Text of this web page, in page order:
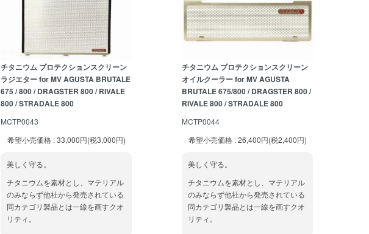
チタニウム プロテクションスクリーン
ラジエター for MV AGUSTA BRUTALE
675 / 800 / DRAGSTER 800 / RIVALE
800 / STRADALE 800
MCTP0043
希望小売価格 : 33,000円(税3,000円)
美しく守る。
チタニウムを素材とし、マテリアル
のみならず他社から発売されている
同カテゴリ製品とは一線を画すクオ
リティ。
チタニウム プロテクションスクリーン
オイルクーラー for MV AGUSTA
BRUTALE 675/800 / DRAGSTER 800 /
RIVALE 800 / STRADALE 800
MCTP0044
希望小売価格 : 26,400円(税2,400円)
美しく守る。
チタニウムを素材とし、マテリアル
のみならず他社から発売されている
同カテゴリ製品とは一線を画すクオ
リティ。